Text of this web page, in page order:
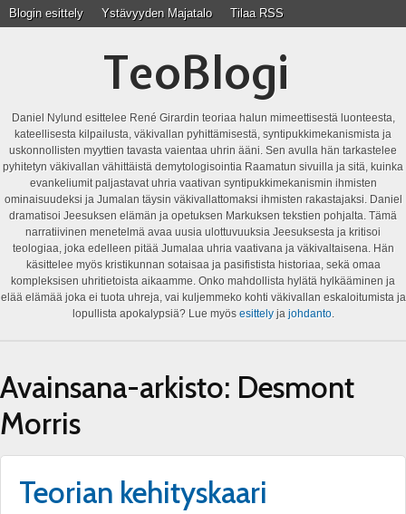
Blogin esittely Ystävyyden Majatalo Tilaa RSS
TeoBlogi
Daniel Nylund esittelee René Girardin teoriaa halun mimeettisestä luonteesta,
kateellisesta kilpailusta, väkivallan pyhittämisestä, syntipukkimekanismista ja
uskonnollisten myyttien tavasta vaientaa uhrin ääni. Sen avulla hän tarkastelee
pyhitetyn väkivallan vähittäistä demytologisointia Raamatun sivuilla ja sitä, kuinka
evankeliumit paljastavat uhria vaativan syntipukkimekanismin ihmisten
ominaisuudeksi ja Jumalan täysin väkivallattomaksi ihmisten rakastajaksi. Daniel
dramatisoi Jeesuksen elämän ja opetuksen Markuksen tekstien pohjalta. Tämä
narratiivinen menetelmä avaa uusia ulottuvuuksia Jeesuksesta ja kritisoi
teologiaa, joka edelleen pitää Jumalaa uhria vaativana ja väkivaltaisena. Hän
käsittelee myös kristikunnan sotaisaa ja pasifistista historiaa, sekä omaa
kompleksisen uhritietoista aikaamme. Onko mahdollista hylätä hylkääminen ja
elää elämää joka ei tuota uhreja, vai kuljemmeko kohti väkivallan eskaloitumista ja
lopullista apokalypsiä? Lue myös esittelyja johdanto.
Avainsana-arkisto: Desmont
Morris
Teorian kehityskaari